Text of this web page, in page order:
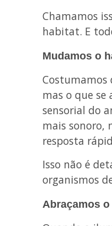
Chamamos
habitat. E
Mudamos o
Costumamos
mas o que
sensorial do
mais sonoro,
resposta
Isso não é
organismos
Abraçamos